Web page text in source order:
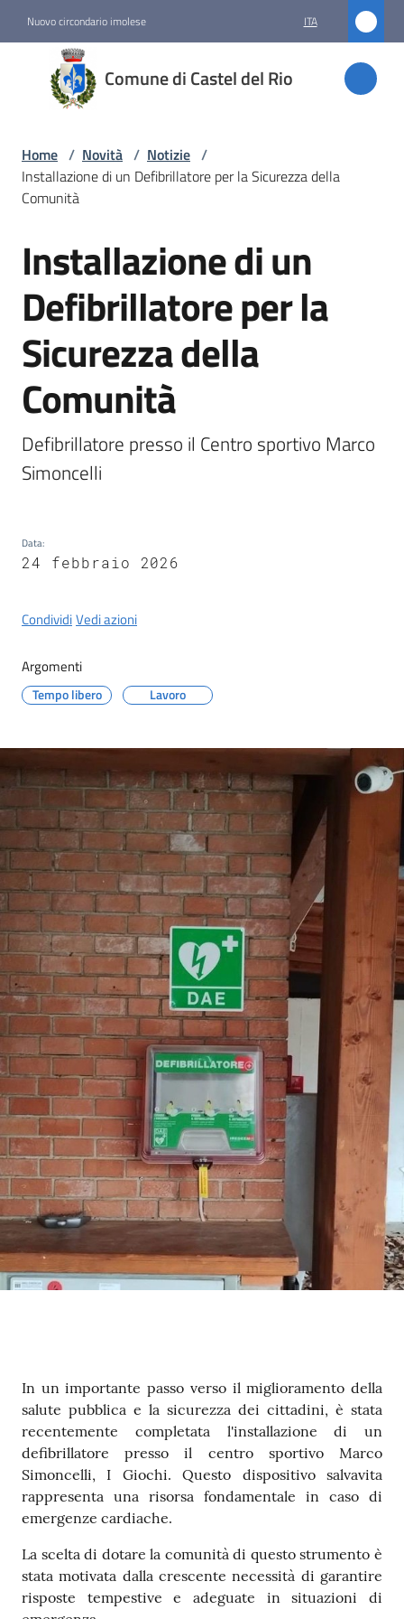
Nuovo circondario imolese ITA
Comune di Castel del Rio
Comune
di
Castel
Novità
Menu selezionato
Servizi
Vivere
Castel
del
Rio
Servizi
line
Tutti
gli
argomenti
Home / Novità / Notizie /
Installazione di un Defibrillatore per la Sicurezza della
Comunità
Salta al contenuto
Installazione di un
Defibrillatore per la
Sicurezza della
Comunità
Defibrillatore presso il Centro sportivo Marco
Simoncelli
Data:
24 febbraio 2026
CondividiVedi azioni
Argomenti
Tempo libero Lavoro
Contenuto
In un importante passo verso il miglioramento della
salute pubblica e la sicurezza dei cittadini, è stata
recentemente completata l'installazione di un
defibrillatore presso il centro sportivo Marco
Simoncelli, I Giochi. Questo dispositivo salvavita
rappresenta una risorsa fondamentale in caso di
emergenze cardiache.
La scelta di dotare la comunità di questo strumento è
stata motivata dalla crescente necessità di garantire
risposte tempestive e adeguate in situazioni di